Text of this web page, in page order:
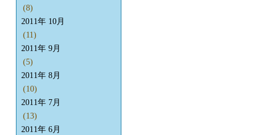
(8)
2011年 10月
(11)
2011年 9月
(5)
2011年 8月
(10)
2011年 7月
(13)
2011年 6月